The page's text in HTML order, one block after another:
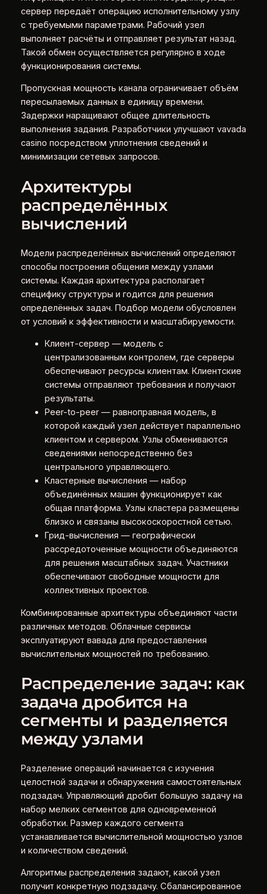
сервер передаёт операцию исполнительному узлу
с требуемыми параметрами. Рабочий узел
выполняет расчёты и отправляет результат назад.
Такой обмен осуществляется регулярно в ходе
функционирования системы.
Пропускная мощность канала ограничивает объём
пересылаемых данных в единицу времени.
Задержки наращивают общее длительность
выполнения задания. Разработчики улучшают vavada
casino посредством уплотнения сведений и
минимизации сетевых запросов.
Архитектуры
распределённых
вычислений
Модели распределённых вычислений определяют
способы построения общения между узлами
системы. Каждая архитектура располагает
специфику структуры и годится для решения
определённых задач. Подбор модели обусловлен
от условий к эффективности и масштабируемости.
Клиент-сервер — модель с
централизованным контролем, где серверы
обеспечивают ресурсы клиентам. Клиентские
системы отправляют требования и получают
результаты.
Peer-to-peer — равноправная модель, в
которой каждый узел действует параллельно
клиентом и сервером. Узлы обмениваются
сведениями непосредственно без
центрального управляющего.
Кластерные вычисления — набор
объединённых машин функционирует как
общая платформа. Узлы кластера размещены
близко и связаны высокоскоростной сетью.
Грид-вычисления — географически
рассредоточенные мощности объединяются
для решения масштабных задач. Участники
обеспечивают свободные мощности для
коллективных проектов.
Комбинированные архитектуры объединяют части
различных методов. Облачные сервисы
эксплуатируют вавада для предоставления
вычислительных мощностей по требованию.
Распределение задач: как
задача дробится на
сегменты и разделяется
между узлами
Разделение операций начинается с изучения
целостной задачи и обнаружения самостоятельных
подзадач. Управляющий дробит большую задачу на
набор мелких сегментов для одновременной
обработки. Размер каждого сегмента
устанавливается вычислительной мощностью узлов
и количеством сведений.
Алгоритмы распределения задают, какой узел
получит конкретную подзадачу. Сбалансированное